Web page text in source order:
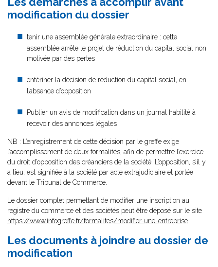
modification du dossier
tenir une assemblée générale extraordinaire : cette
assemblée arrête le projet de réduction du capital social non
motivée par des pertes
entériner la décision de réduction du capital social, en
l’absence d’opposition
Publier un avis de modification dans un journal habilité à
recevoir des annonces légales
NB : L’enregistrement de cette décision par le greffe exige
l’accomplissement de deux formalités, afin de permettre l’exercice
du droit d’opposition des créanciers de la société. L’opposition, s’il y
a lieu, est signifiée à la société par acte extrajudiciaire et portée
devant le Tribunal de Commerce.
Le dossier complet permettant de modifier une inscription au
registre du commerce et des sociétés peut être déposé sur le site
https://www.infogreffe.fr/formalites/modifier-une-entreprise
Les documents à joindre au dossier de
modification